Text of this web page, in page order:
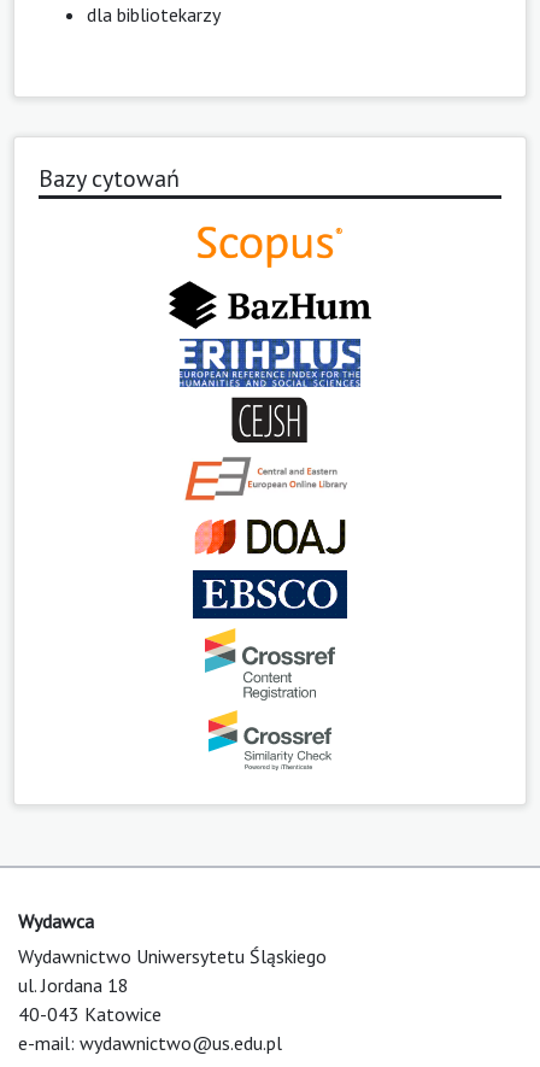
dla bibliotekarzy
Bazy cytowań
Wydawca
Wydawnictwo Uniwersytetu Śląskiego
ul. Jordana 18
40-043 Katowice
e-mail: wydawnictwo@us.edu.pl